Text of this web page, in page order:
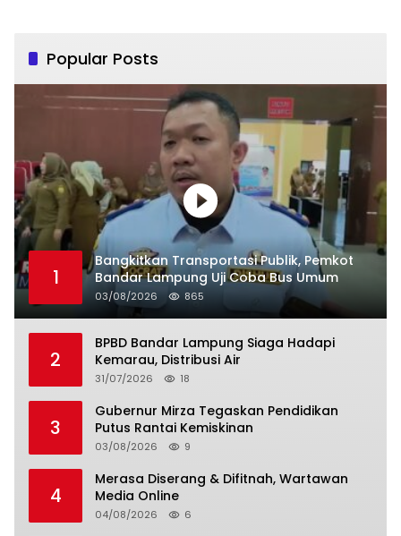
Popular Posts
1
Bangkitkan Transportasi Publik, Pemkot
Bandar Lampung Uji Coba Bus Umum
03/08/2026 865
2
BPBD Bandar Lampung Siaga Hadapi
Kemarau, Distribusi Air
31/07/2026 18
3
Gubernur Mirza Tegaskan Pendidikan
Putus Rantai Kemiskinan
03/08/2026 9
4
Merasa Diserang & Difitnah, Wartawan
Media Online
04/08/2026 6